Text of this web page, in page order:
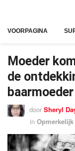
VOORPAGINA
Moeder
de
door Sheryl
in Opmerkelijk